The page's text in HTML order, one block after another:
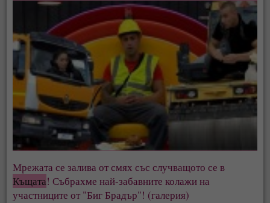
Мрежата се залива от смях със случващото се в
Къщата! Събрахме най-забавните колажи на
участниците от "Биг Брадър"! (галерия)